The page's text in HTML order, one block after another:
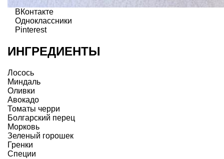
ВКонтакте
Одноклассники
Pinterest
ИНГРЕДИЕНТЫ
Лосось
Миндаль
Оливки
Авокадо
Томаты черри
Болгарский перец
Морковь
Зеленый горошек
Гренки
Специи